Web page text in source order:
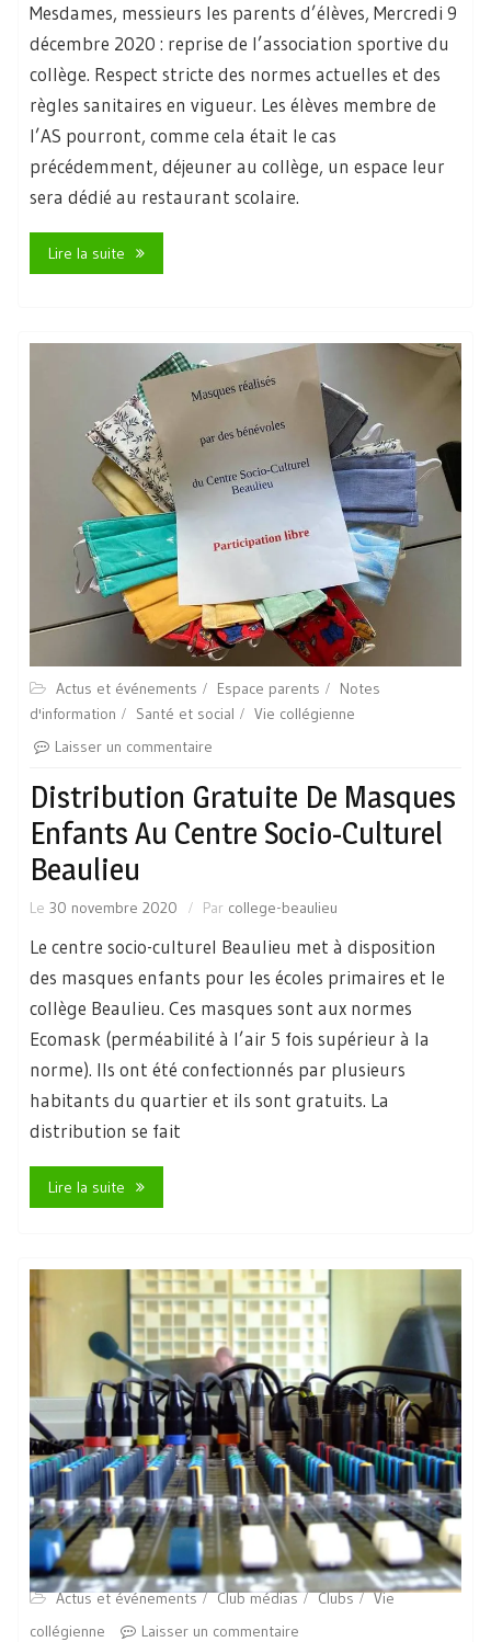
Mesdames, messieurs les parents d’élèves, Mercredi 9
décembre 2020 : reprise de l’association sportive du
collège. Respect stricte des normes actuelles et des
règles sanitaires en vigueur. Les élèves membre de
l’AS pourront, comme cela était le cas
précédemment, déjeuner au collège, un espace leur
sera dédié au restaurant scolaire.
Lire la suite
Actus et événements Espace parents
Notes
d'information
Santé et social
Vie collégienne
Laisser un commentaire
Distribution Gratuite De Masques
Enfants Au Centre Socio-Culturel
Beaulieu
Le 30 novembre 2020 Par college-beaulieu
Le centre socio-culturel Beaulieu met à disposition
des masques enfants pour les écoles primaires et le
collège Beaulieu. Ces masques sont aux normes
Ecomask (perméabilité à l’air 5 fois supérieur à la
norme). Ils ont été confectionnés par plusieurs
habitants du quartier et ils sont gratuits. La
distribution se fait
Lire la suite
Actus et événements Club médias Clubs
Vie
collégienne
Laisser un commentaire